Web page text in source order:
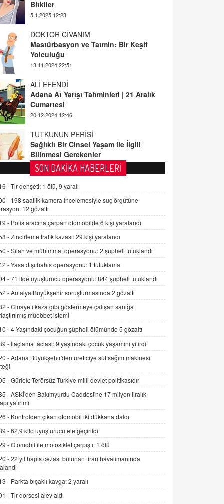
DOKTOR CİVANIM
Yolculuğu
13.11.2024 22:51
ALİ EFENDİ
Cumartesi
20.12.2024 12:46
TUTKUNUN PERİSİ
Bilinmesi Gerekenler
08.11.2024 13:16
FARUK ÖNALAN
Tezkere Onaylanmasaydı…
2 Kasım 2021 Salı 00:11
AV. DOĞAN CAN DOĞAN
Kişisel verilerin korunması ve dijital
hukukun gelişimi
15.09.2025 16:17
SEHER EREK
Kış Ayları Geldi, Hangi Önlemler
Alınmalı?
9.12.2025 10:11
İNCİ GÜL AKÖL
Trump Keşke Adana'yı da Ziyaret Etse...
06.07.2026 13:00
Esed Destekçilerinin Yüzüne Vurulan
Şamar: Sednaya
11.12.2024 12:30
DR. EKREM ASLAN
Gerçek Ne, Algı Ne? "Beraber
Yürüyoruz" Cümlesinin Peşinden
19.07.2025 12:45
Şifacının Yolu
04.11.2025 12:56
SON DAKİKA HABERLERİ
-Tır dehşeti: 1 ölü, 9 yaralı
- 198 saatlik kamera incelemesiyle suç örgütüne
12 gözaltı
- Polis aracına çarpan otomobilde 6 kişi yaralandı
-Zincirleme trafik kazası: 29 kişi yaralandı
-Silah ve mühimmat operasyonu: 2 şüpheli tutuklandı
-Yasa dışı bahis operasyonu: 1 tutuklama
-71 ilde uyuşturucu operasyonu: 844 şüpheli tutuklandı
-Antalya Büyükşehir soruşturmasında 2 gözaltı
-Cinayeti kaza gibi göstermeye çalışan sanığa
müebbet istemi
-4 Yaşındaki çocuğun şüpheli ölümünde 5 gözaltı
- İlaçlama faciası: 9 yaşındaki çocuk yaşamını yitirdi
-Adana Büyükşehir'den üreticiye süt sağım makinesi
-Gürlek: Terörsüz Türkiye milli devlet politikasıdır
-ASKİ'den Bakımyurdu Caddesi'ne 17 milyon liralık
yatırımı
- Kontrolden çıkan otomobil iki dükkana daldı
-62,9 kilo uyuşturucu ele geçirildi
-Otomobil ile motosiklet çarpıştı: 1 ölü
-22 yıl hapis cezası bulunan firari havalimanında
- Parkta bıçaklı kavga: 2 yaralı
-Tır dorsesi alev aldı